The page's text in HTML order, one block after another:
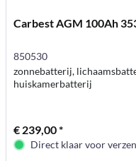
Carbest AGM 100Ah
850530
zonnebatterij,
huiskamerbatterij
€ 239,00 *
Direct klaar voor